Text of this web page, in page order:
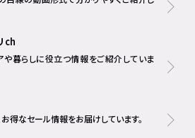
ch
や暮らしに役立つ情報をご紹介していま
得なセール情報をお届けしています。